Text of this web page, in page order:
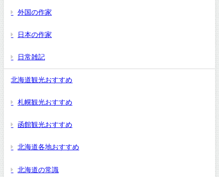
外国の作家
日本の作家
日常雑記
北海道観光おすすめ
札幌観光おすすめ
函館観光おすすめ
北海道各地おすすめ
北海道の常識